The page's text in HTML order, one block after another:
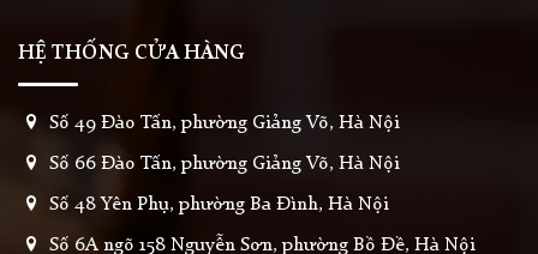
HỆ THỐNG CỬA HÀNG
Số 49 Đào Tấn, phường Giảng Võ, Hà Nội
Số 66 Đào Tấn, phường Giảng Võ, Hà Nội
Số 48 Yên Phụ, phường Ba Đình, Hà Nội
Số 6A ngõ 158 Nguyễn Sơn, phường Bồ Đề, Hà Nội